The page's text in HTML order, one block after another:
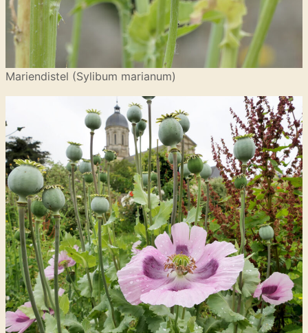
Mariendistel (Sylibum marianum)